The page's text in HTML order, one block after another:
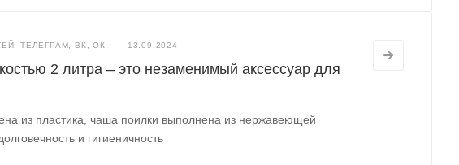
ТЕЛЕГРАМ, ВК, ОК — 13.09.2024
2 литра – это незаменимый аксессуар для
из пластика, чаша поилки выполнена из нержавеющей
и гигиеничность